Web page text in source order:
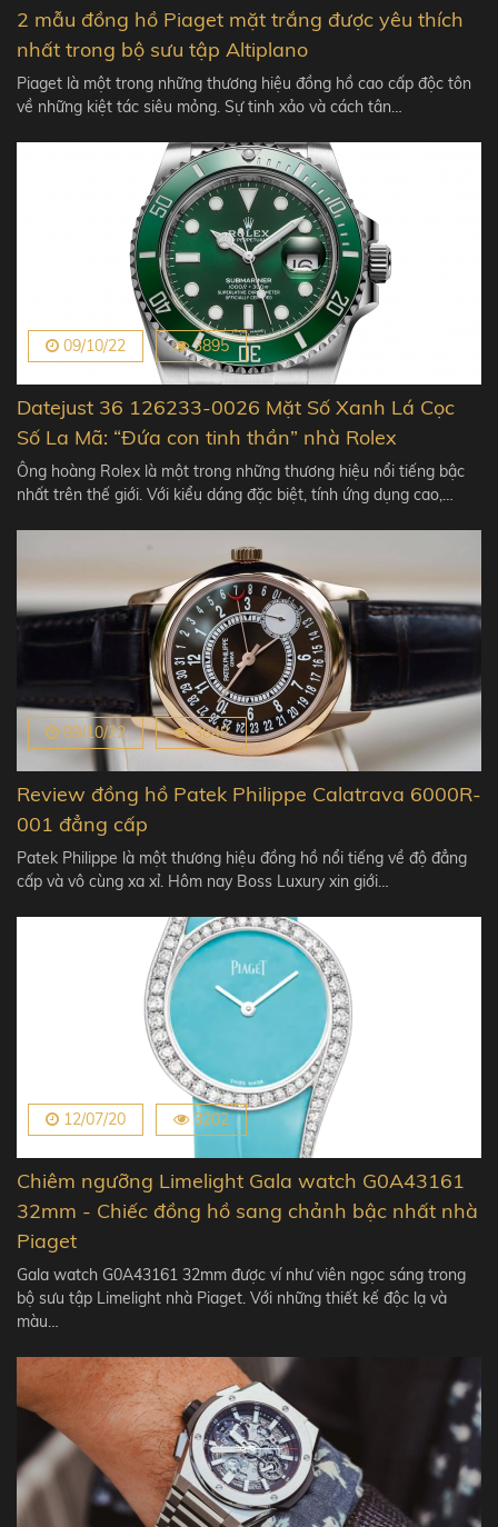
2 mẫu đồng hồ Piaget mặt trắng được yêu thích
nhất trong bộ sưu tập Altiplano
Piaget là một trong những thương hiệu đồng hồ cao cấp độc tôn
về những kiệt tác siêu mỏng. Sự tinh xảo và cách tân…
09/10/22 3895
Datejust 36 126233-0026 Mặt Số Xanh Lá Cọc
Số La Mã: “Đứa con tinh thần” nhà Rolex
Ông hoàng Rolex là một trong những thương hiệu nổi tiếng bậc
nhất trên thế giới. Với kiểu dáng đặc biệt, tính ứng dụng cao,…
09/10/22 3848
Review đồng hồ Patek Philippe Calatrava 6000R-
001 đẳng cấp
Patek Philippe là một thương hiệu đồng hồ nổi tiếng về độ đẳng
cấp và vô cùng xa xỉ. Hôm nay Boss Luxury xin giới…
12/07/20 3202
Chiêm ngưỡng Limelight Gala watch G0A43161
32mm - Chiếc đồng hồ sang chảnh bậc nhất nhà
Piaget
Gala watch G0A43161 32mm được ví như viên ngọc sáng trong
bộ sưu tập Limelight nhà Piaget. Với những thiết kế độc lạ và
màu…